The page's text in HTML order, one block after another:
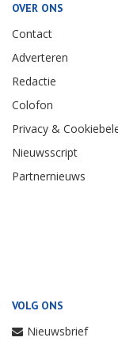
OVER ONS
Contact
Adverteren
Redactie
Colofon
Privacy &
Nieuwsscript
Partnernieuws
VOLG ONS
Nieuwsbrief